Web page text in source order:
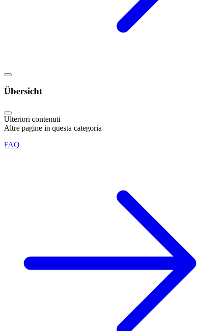
Übersicht
Ulteriori contenuti
Altre pagine in questa categoria
FAQ